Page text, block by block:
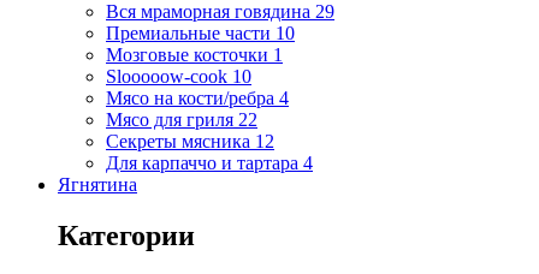
Вся мраморная говядина 29
Премиальные части 10
Мозговые косточки 1
Slooooow-cook 10
Мясо на кости/ребра 4
Мясо для гриля 22
Секреты мясника 12
Для карпаччо и тартара 4
Ягнятина
Категории